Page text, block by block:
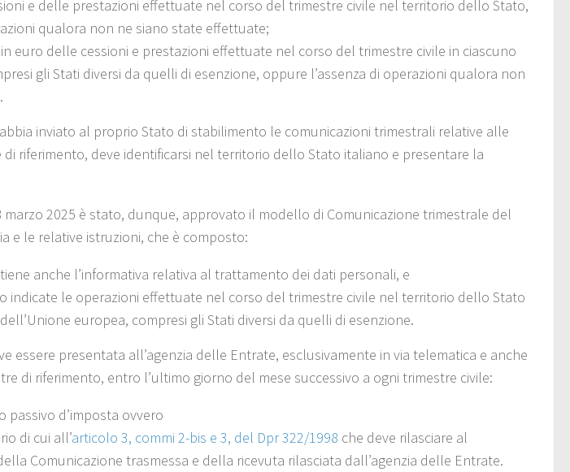
e delle prestazioni effettuate nel corso del trimestre civile nel territorio dello Stato,
qualora non ne siano state effettuate;
euro delle cessioni e prestazioni effettuate nel corso del trimestre civile in ciascuno
gli Stati diversi da quelli di esenzione, oppure l’assenza di operazioni qualora non
inviato al proprio Stato di stabilimento le comunicazioni trimestrali relative alle
riferimento, deve identificarsi nel territorio dello Stato italiano e presentare la
2025 è stato, dunque, approvato il modello di Comunicazione trimestrale del
e le relative istruzioni, che è composto:
anche l’informativa relativa al trattamento dei dati personali, e
indicate le operazioni effettuate nel corso del trimestre civile nel territorio dello Stato
europea, compresi gli Stati diversi da quelli di esenzione.
essere presentata all’agenzia delle Entrate, esclusivamente in via telematica e anche
di riferimento, entro l’ultimo giorno del mese successivo a ogni trimestre civile:
d’imposta ovvero
di cui all’articolo 3, commi 2-bis e 3, del Dpr 322/1998 che deve rilasciare al
Comunicazione trasmessa e della ricevuta rilasciata dall’agenzia delle Entrate.